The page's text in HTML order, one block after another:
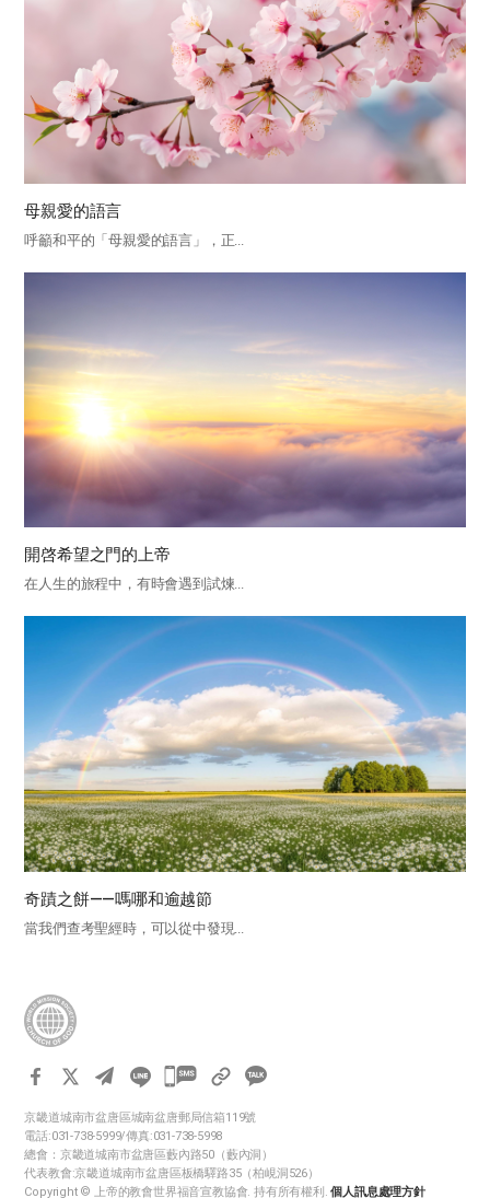
母親愛的語言
呼籲和平的「母親愛的語言」，正...
開啓希望之門的上帝
在人生的旅程中，有時會遇到試煉...
奇蹟之餅——嗎哪和逾越節
當我們查考聖經時，可以從中發現...
카
오
톡
공
京畿道城南市盆唐區城南盆唐郵局信箱119號
電話:031-738-5999/傳真:031-738-5998
總會：京畿道城南市盆唐區藪內路50（藪內洞）
代表教會:京畿道城南市盆唐區板橋驛路35（柏峴洞526）
Copyright © 上帝的教會世界福音宣教協會. 持有所有權利.個人訊息處理方針